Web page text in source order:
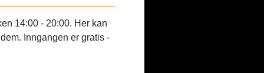
14:00 - 20:00. Her kan
Inngangen er gratis -